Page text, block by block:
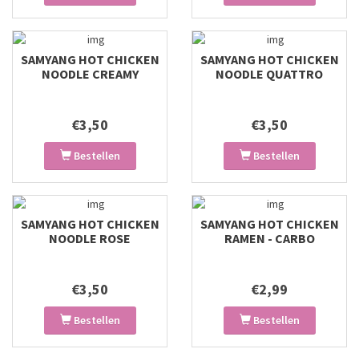
SAMYANG HOT CHICKEN
NOODLE CREAMY
€3,50
Bestellen
SAMYANG HOT CHICKEN
NOODLE QUATTRO
€3,50
Bestellen
SAMYANG HOT CHICKEN
NOODLE ROSE
€3,50
Bestellen
SAMYANG HOT CHICKEN
RAMEN - CARBO
€2,99
Bestellen